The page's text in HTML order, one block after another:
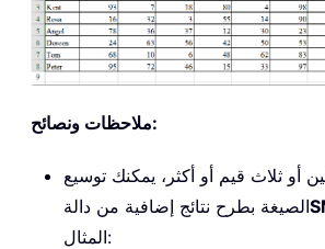
ملاحظات ونصائح:
أو ثلاث قيم أو أكثر، يمكنك توسيع
الصيغة بطرح نتائج إضافية من دالة
المثال: